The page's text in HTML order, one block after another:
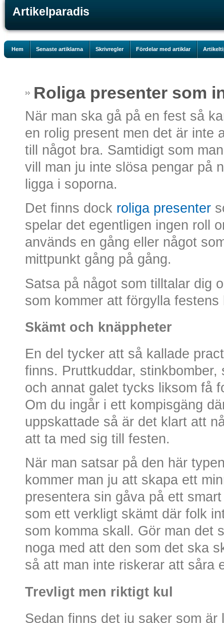
Artikelparadis
Hem Senaste artiklarna Skrivregler Fördelar med artiklar
Roliga presenter som
När man ska gå på en fest så
en rolig present men det är inte
till något bra. Samtidigt som
vill man ju inte slösa pengar på
ligga i soporna.
Det finns dock roliga presenter
spelar det egentligen ingen roll
används en gång eller något
mittpunkt gång på gång.
Satsa på något som tilltalar dig
som kommer att förgylla
Skämt och knäppheter
En del tycker att så kallade
finns. Pruttkuddar, stinkbomber,
och annat galet tycks liksom få
Om du ingår i ett kompisgäng
uppskattade så är det klart att
att ta med sig till festen.
När man satsar på den här
kommer man ju att skapa ett
presentera sin gåva på ett
som ett verkligt skämt där folk
som komma skall. Gör man det
noga med att den som det ska
så att man inte riskerar att såra
Trevligt men riktigt kul
Sedan finns det ju saker som